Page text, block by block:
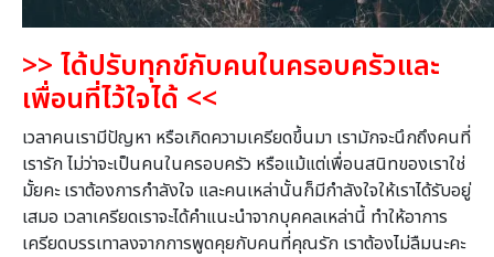
>> ได้ปรับทุกข์กับคนในครอบครัวและ
เพื่อนที่ไว้ใจได้ <<
เวลาคนเรามีปัญหา หรือเกิดความเครียดขึ้นมา เรามักจะนึกถึงคนที่
เรารัก ไม่ว่าจะเป็นคนในครอบครัว หรือแม้แต่เพื่อนสนิทของเราใช่
มั้ยคะ เราต้องการกำลังใจ และคนเหล่านั้นก็มีกำลังใจให้เราได้รับอยู่
เสมอ เวลาเครียดเราจะได้คำแนะนำจากบุคคลเหล่านี้ ทำให้อาการ
เครียดบรรเทาลงจากการพูดคุยกับคนที่คุณรัก เราต้องไม่ลืมนะคะ